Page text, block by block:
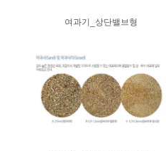
여과기_상단밸브형